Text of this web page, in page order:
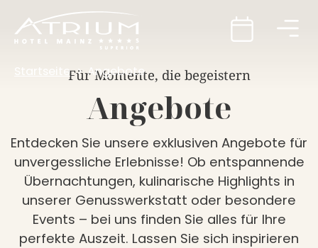
Startseite Angebote
Für Momente, die begeistern
Angebote
Entdecken Sie unsere exklusiven Angebote für
unvergessliche Erlebnisse! Ob entspannende
Übernachtungen, kulinarische Highlights in
unserer Genusswerkstatt oder besondere
Events – bei uns finden Sie alles für Ihre
perfekte Auszeit. Lassen Sie sich inspirieren